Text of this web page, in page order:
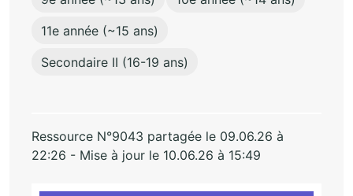
11e année (~15 ans)
Secondaire II (16-19 ans)
Ressource N°9043 partagée le 09.06.26 à
22:26 - Mise à jour le 10.06.26 à 15:49